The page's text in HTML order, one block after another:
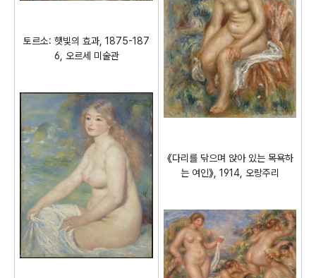
토르소: 햇빛의 효과, 1875-187
6, 오르세 미술관
《다리를 닦으며 앉아 있는 목욕하
는 여인》, 1914, 오랑주리